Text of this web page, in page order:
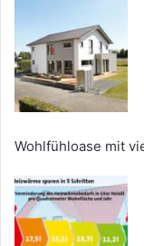
Wohlfühloase mit